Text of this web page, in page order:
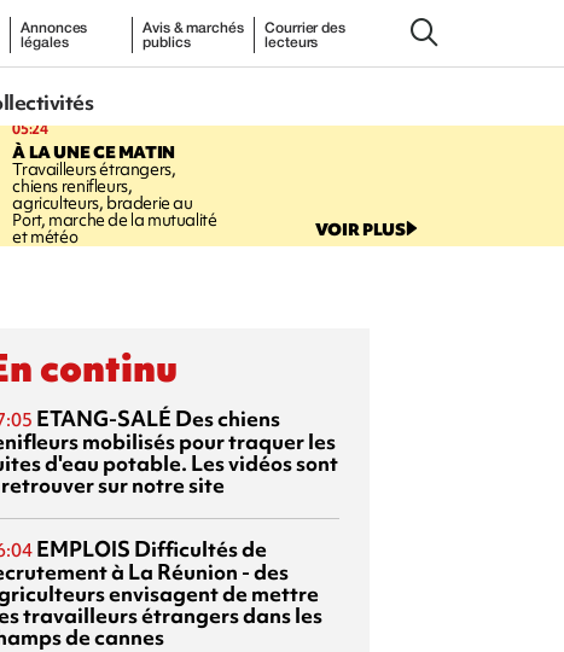
Annonces
légales
Avis & marchés
publics
Courrier des
lecteurs
05:24
À LA UNE CE MATIN
Travailleurs étrangers,
chiens renifleurs,
agriculteurs, braderie au
Port, marche de la mutualité
et météo VOIR PLUS
continu
ETANG-SALÉ Des chiens
mobilisés pour traquer les
d'eau potable. Les vidéos sont
sur notre site
EMPLOIS Difficultés de
à La Réunion - des
envisagent de mettre
travailleurs étrangers dans les
de cannes